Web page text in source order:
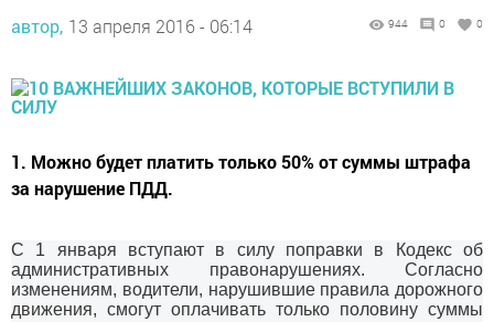
автор, 13 апреля 2016 - 06:14 944 0 0
1. Можно будет платить только 50% от суммы штрафа
за нарушение ПДД.
С 1 января вступают в силу поправки в Кодекс об
административных правонарушениях. Согласно
изменениям, водители, нарушившие правила дорожного
движения, смогут оплачивать только половину суммы